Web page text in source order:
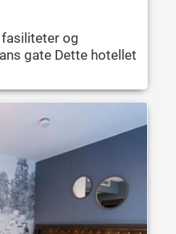
og
gate Dette hotellet